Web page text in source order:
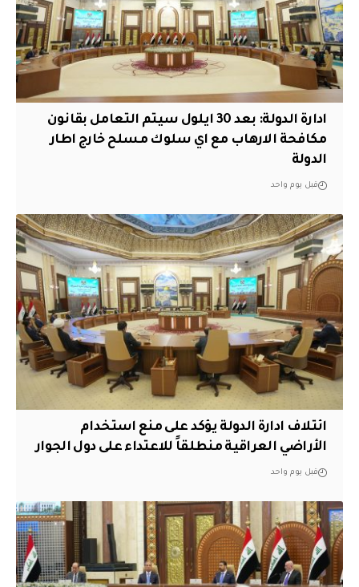
ادارة الدولة: بعد 30 ايلول سيتم التعامل بقانون
مكافحة الارهاب مع اي سلوك مسلح خارج اطار
الدولة
قبل يوم واحد
ائتلاف ادارة الدولة يؤكد على منع استخدام
الأراضي العراقية منطلقاً للاعتداء على دول الجوار
قبل يوم واحد